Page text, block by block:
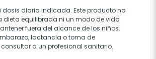
dosis diaria indicada. Este producto no
dieta equilibrada ni un modo de vida
fuera del alcance de los niños.
lactancia o toma de
a un profesional sanitario.